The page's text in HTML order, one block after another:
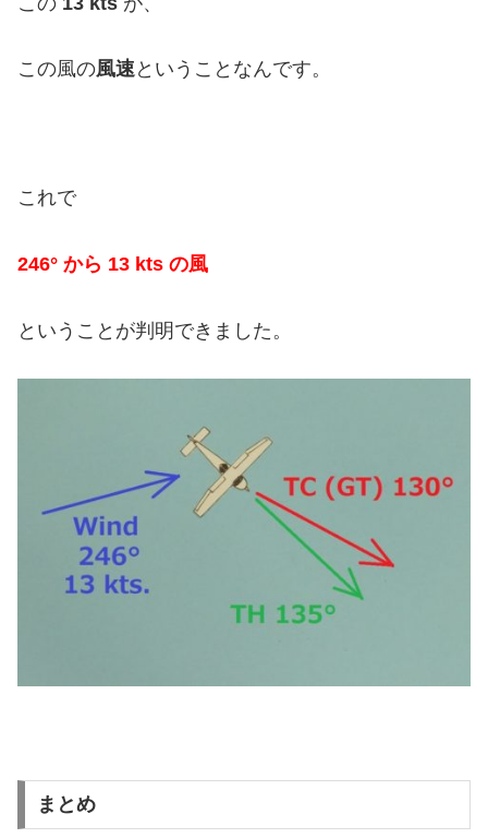
この風の風速ということなんです。
これで
246° から 13 kts の風
ということが判明できました。
まとめ